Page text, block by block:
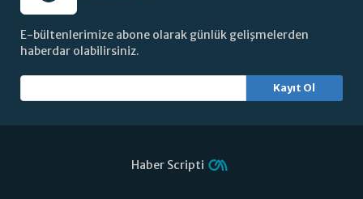
E-bültenlerimize abone olarak günlük gelişmelerden
haberdar olabilirsiniz.
Kayıt Ol
Haber Scripti